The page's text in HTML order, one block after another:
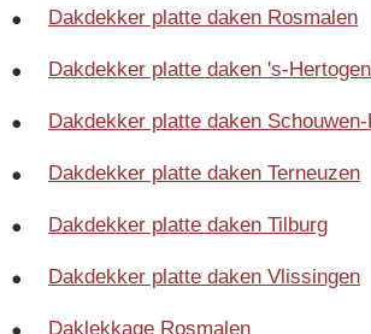
Dakdekker platte daken Rosmalen
Dakdekker platte daken 's-
Dakdekker platte daken
Dakdekker platte daken Terneuzen
Dakdekker platte daken Tilburg
Dakdekker platte daken Vlissingen
Daklekkage Rosmalen